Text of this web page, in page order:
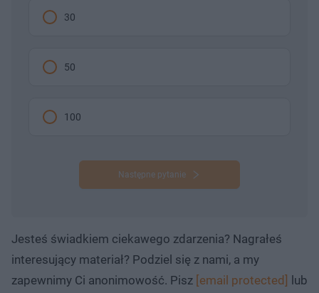
30
50
100
Następne pytanie
Jesteś świadkiem ciekawego zdarzenia? Nagrałeś
interesujący materiał? Podziel się z nami, a my
zapewnimy Ci anonimowość. Pisz [email protected]
lub